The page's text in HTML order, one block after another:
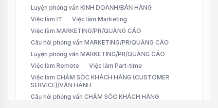
Luyện phỏng vấn KINH DOANH/BÁN HÀNG
Việc làm IT
Việc làm Marketing
Việc làm MARKETING/PR/QUẢNG CÁO
Câu hỏi phỏng vấn MARKETING/PR/QUẢNG CÁO
Luyện phỏng vấn MARKETING/PR/QUẢNG CÁO
Việc làm Remote
Việc làm Part-time
Việc làm CHĂM SÓC KHÁCH HÀNG (CUSTOMER
SERVICE)/VẬN HÀNH
Câu hỏi phỏng vấn CHĂM SÓC KHÁCH HÀNG